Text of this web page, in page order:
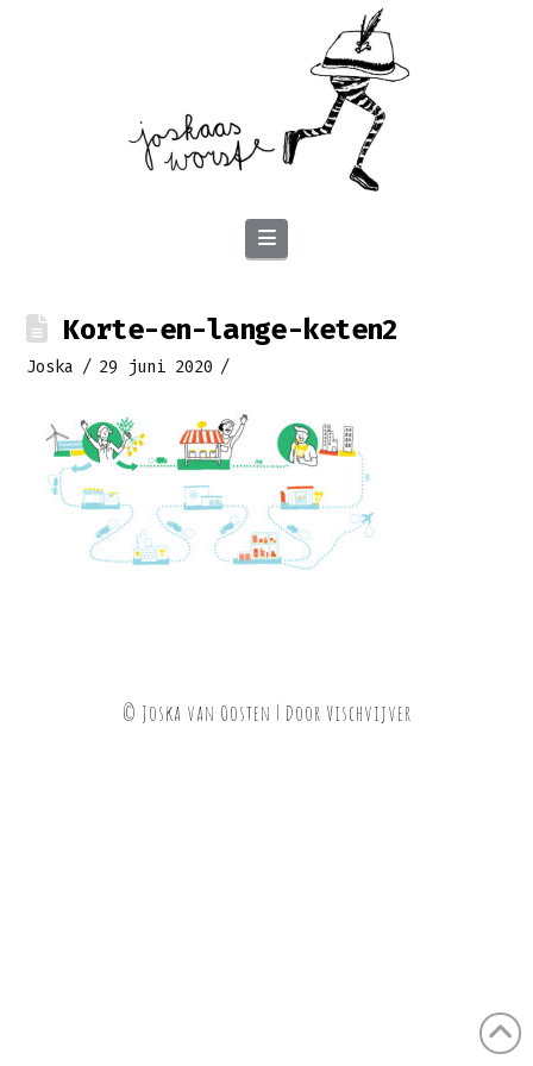
Navigation
Korte-en-lange-keten2
Joska 29 juni 2020
© Joska van Oosten | Door Vischvijver